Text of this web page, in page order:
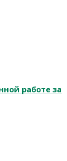
работе за